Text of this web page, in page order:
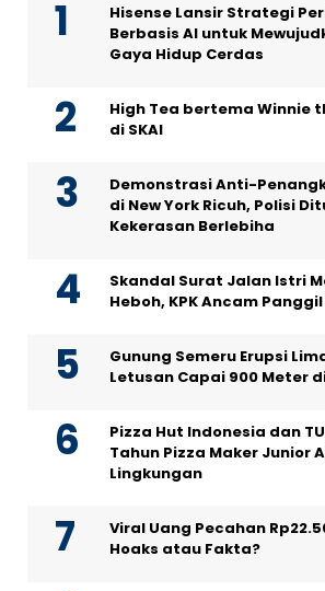
Hisense Lansir Strategi
Berbasis AI untuk
Gaya Hidup Cerdas
High Tea bertema Winnie
di SKAI
Demonstrasi Anti-
di New York Ricuh, Polisi
Kekerasan Berlebiha
Skandal Surat Jalan Istri
Heboh, KPK Ancam
Gunung Semeru Erupsi
Letusan Capai 900 Meter
Pizza Hut Indonesia dan
Tahun Pizza Maker Junior
Lingkungan
Viral Uang Pecahan
Hoaks atau Fakta?